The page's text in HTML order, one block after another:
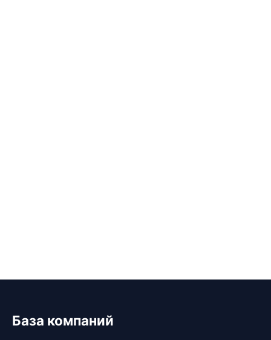
База компаний